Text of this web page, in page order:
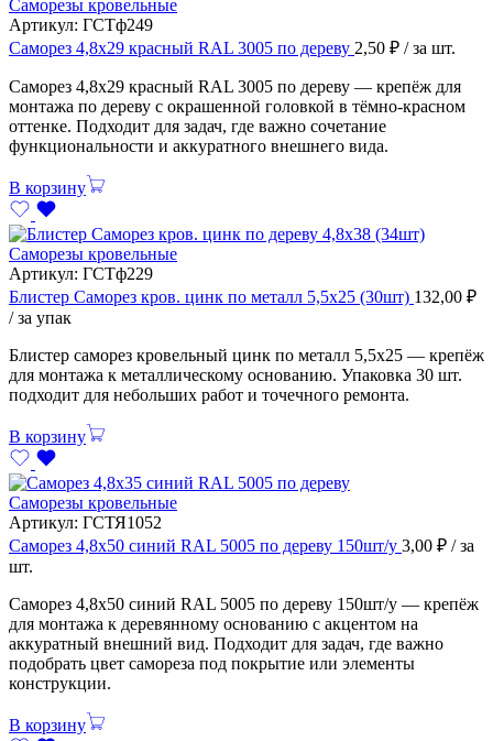
Саморезы кровельные
Артикул: ГСТф249
Саморез 4,8х29 красный RAL 3005 по дереву 2,50 ₽ / за шт.
Саморез 4,8х29 красный RAL 3005 по дереву — крепёж для
монтажа по дереву с окрашенной головкой в тёмно-красном
оттенке. Подходит для задач, где важно сочетание
функциональности и аккуратного внешнего вида.
В корзину
Саморезы кровельные
Артикул: ГСТф229
Блистер Саморез кров. цинк по металл 5,5х25 (30шт) 132,00 ₽
/ за упак
Блистер саморез кровельный цинк по металл 5,5х25 — крепёж
для монтажа к металлическому основанию. Упаковка 30 шт.
подходит для небольших работ и точечного ремонта.
В корзину
Саморезы кровельные
Артикул: ГСТЯ1052
Саморез 4,8х50 синий RAL 5005 по дереву 150шт/у 3,00 ₽ / за
шт.
Саморез 4,8х50 синий RAL 5005 по дереву 150шт/у — крепёж
для монтажа к деревянному основанию с акцентом на
аккуратный внешний вид. Подходит для задач, где важно
подобрать цвет самореза под покрытие или элементы
конструкции.
В корзину